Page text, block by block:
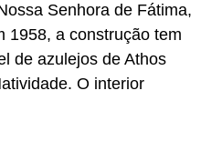
Senhora de Fátima,
1958, a construção tem
de azulejos de Athos
O interior